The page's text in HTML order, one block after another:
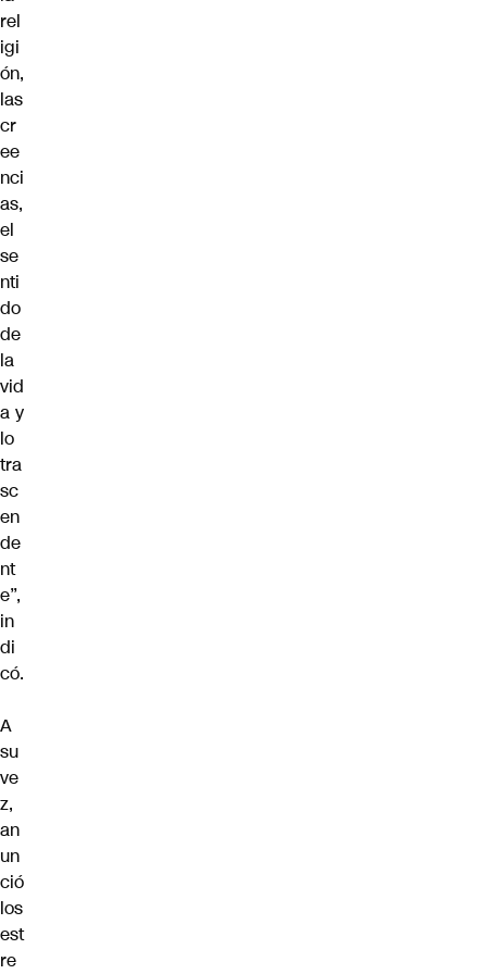
rel
igi
ón,
las
cr
ee
nci
as,
el
se
nti
do
de
la
vid
a y
lo
tra
sc
en
de
nt
e”,
in
di
có.
A
su
ve
z,
an
un
ció
los
est
re